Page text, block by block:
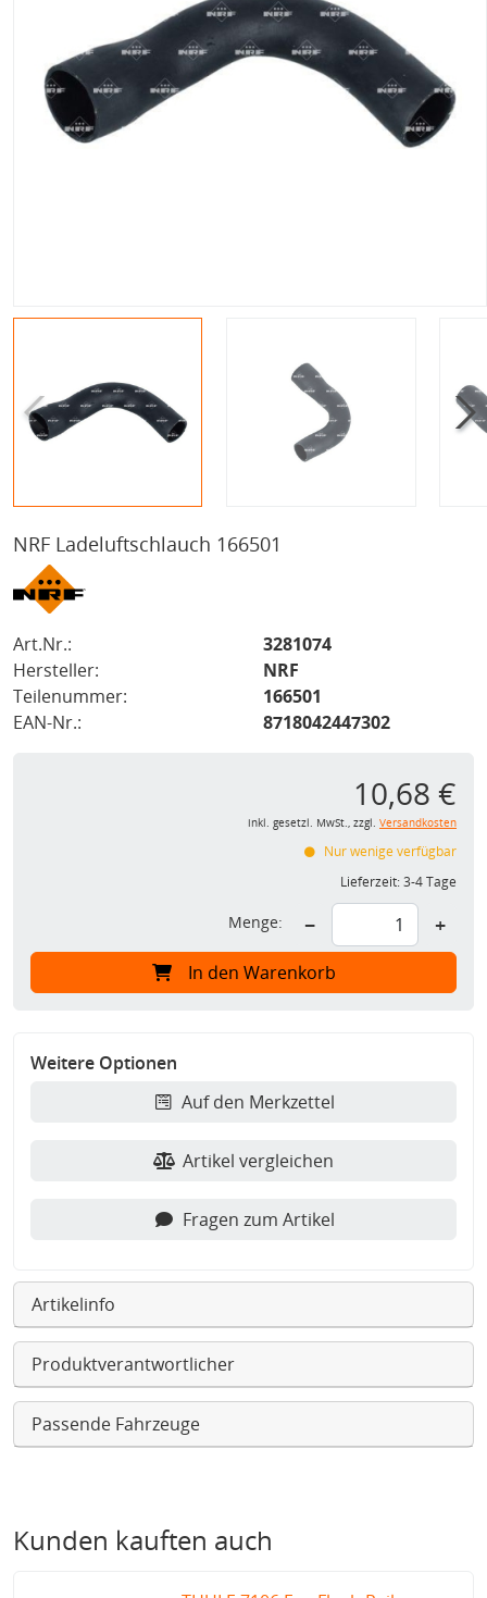
NRF Ladeluftschlauch 166501
Art.Nr.:
3281074
Hersteller:
NRF
Teilenummer:
166501
EAN-Nr.:
8718042447302
10,68 €
inkl. gesetzl. MwSt., zzgl. Versandkosten
Nur wenige verfügbar
Lieferzeit:3-4 Tage
Menge: − +
In den Warenkorb
Weitere Optionen
Auf den Merkzettel
Artikel vergleichen
Fragen zum Artikel
Artikelinfo
Produktverantwortlicher
Passende Fahrzeuge
Kunden kauften auch